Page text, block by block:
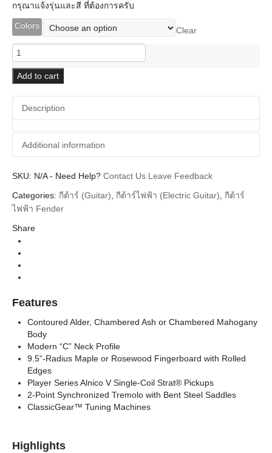
กรุณาแจ้งรุ่นและสี ที่ต้องการครับ
Colors
Clear
Fender
Player
Stratocaster
(Chambered
Ash
Body)
quantity
Add to cart
Description
Additional information
Additional information
Brands Fender
Colors
SKU: N/A- Need Help? Contact Us Leave Feedback
Categories: กีต้าร์ (Guitar), กีต้าร์ไฟฟ้า (Electric Guitar), กีต้าร์
ไฟฟ้า Fender
Share
Features
Contoured Alder, Chambered Ash or Chambered Mahogany
Body
Modern “C” Neck Profile
9.5“-Radius Maple or Rosewood Fingerboard with Rolled
Edges
Player Series Alnico V Single-Coil Strat® Pickups
2-Point Synchronized Tremolo with Bent Steel Saddles
ClassicGear™ Tuning Machines
Highlights